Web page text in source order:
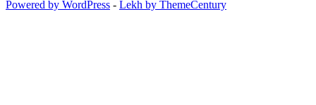
Powered by WordPress - Lekh by ThemeCentury